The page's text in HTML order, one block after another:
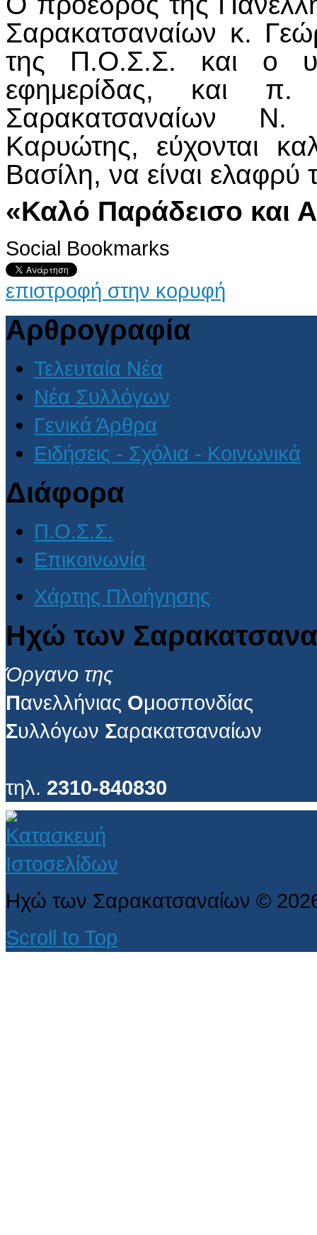
Σαρακατσαναίων κ.
της Π.Ο.Σ.Σ. και ο
εφημερίδας, και
Σαρακατσαναίων
Καρυώτης, εύχονται
Βασίλη, να είναι
«Καλό Παράδεισο και
Social Bookmarks
επιστροφή στην κορυφή
Αρθρογραφία
Τελευταία Νέα
Νέα Συλλόγων
Γενικά Άρθρα
Ειδήσεις - Σχόλια - Κοινωνικά
Διάφορα
Π.Ο.Σ.Σ.
Επικοινωνία
Χάρτης Πλοήγησης
Ηχώ των
Όργανο της
Πανελλήνιας Ομοσπονδίας
Συλλόγων Σαρακατσαναίων
τηλ. 2310-840830
Ηχώ των Σαρακατσαναίων ©
Scroll to Top